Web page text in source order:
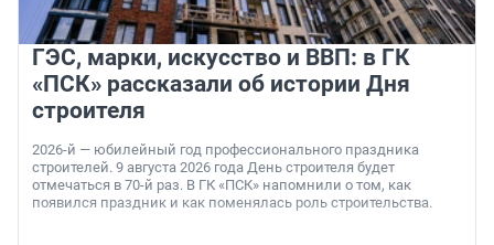
ГЭС, марки, искусство и ВВП: в ГК
«ПСК» рассказали об истории Дня
строителя
2026-й — юбилейный год профессионального праздника
строителей. 9 августа 2026 года День строителя будет
отмечаться в 70-й раз. В ГК «ПСК» напомнили о том, как
появился праздник и как поменялась роль строительства.